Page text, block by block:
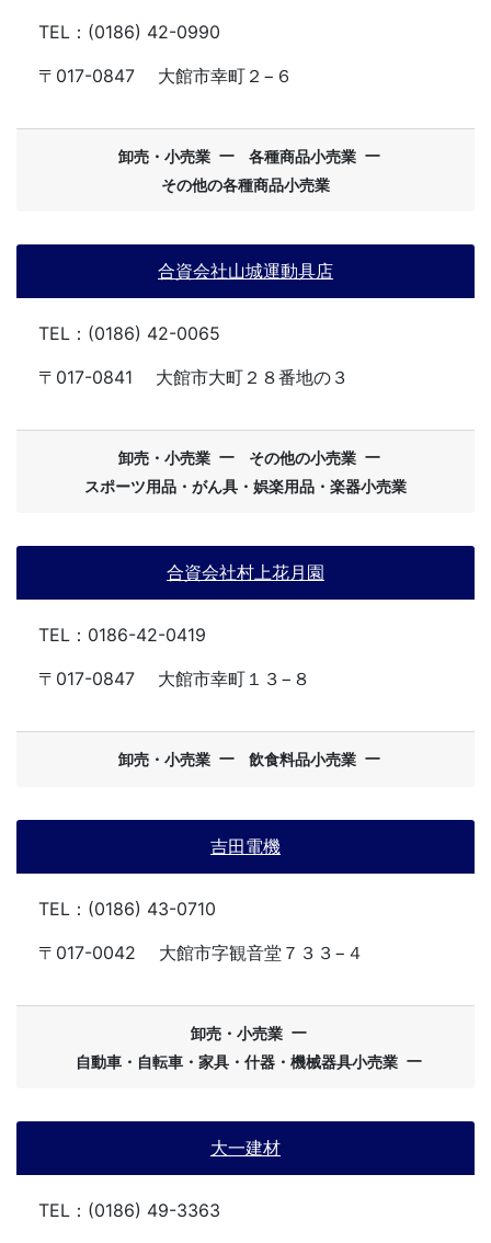
TEL：(0186) 42-0990
〒017-0847
大館市幸町２−６
卸売・小売業 ー 各種商品小売業 ー
その他の各種商品小売業
合資会社山城運動具店
TEL：(0186) 42-0065
〒017-0841
大館市大町２８番地の３
卸売・小売業 ー その他の小売業 ー
スポーツ用品・がん具・娯楽用品・楽器小売業
合資会社村上花月園
TEL：0186-42-0419
〒017-0847
大館市幸町１３−８
卸売・小売業 ー 飲食料品小売業 ー
吉田電機
TEL：(0186) 43-0710
〒017-0042
大館市字観音堂７３３−４
卸売・小売業 ー
自動車・自転車・家具・什器・機械器具小売業 ー
大一建材
TEL：(0186) 49-3363